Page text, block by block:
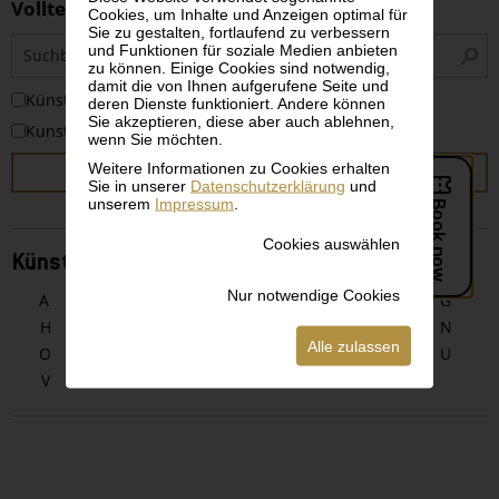
Cookies, um Inhalte und Anzeigen optimal für
Sie zu gestalten, fortlaufend zu verbessern
und Funktionen für soziale Medien anbieten
zu können. Einige Cookies sind notwendig,
damit die von Ihnen aufgerufene Seite und
deren Dienste funktioniert. Andere können
Sie akzeptieren, diese aber auch ablehnen,
wenn Sie möchten.
Weitere Informationen zu Cookies erhalten
Sie in unserer Datenschutzerklärung und
unserem Impressum
Cookies auswählen
Nur notwendige Cookies
Alle zulassen
Volltextsuche
KünstlerInnen
Kunstwerke
SUCHEN
KünstlerInnen alphabetisch
A D E F
G
H
L M
N
O
S T
U
V